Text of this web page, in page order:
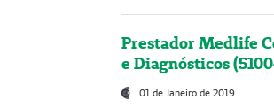
Prestador Medlife
e Diagnósticos
01 de Janeiro de 2019